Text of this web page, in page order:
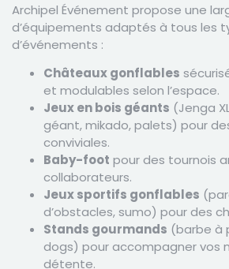
Archipel Événement propose une
d’équipements adaptés à tous les
d’événements :
Châteaux gonflables
et modulables selon l’espace.
Jeux en bois géants (Jenga
géant, mikado, palets) pour
conviviales.
Baby-foot pour des tournois
collaborateurs.
Jeux sportifs gonflables
d’obstacles, sumo) pour des
Stands gourmands (barbe à
dogs) pour accompagner vos
détente.